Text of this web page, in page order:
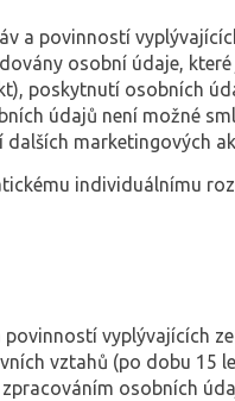
a povinností
osobní údaje,
poskytnutí osobních
údajů není možné
dalších marketingových
individuálnímu
vyplývajících
vztahů (po dobu 15
osobních